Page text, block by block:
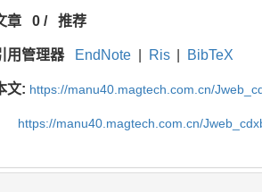
章 0 /推荐
用管理器 EndNote Ris BibTeX
文: https://manu40.magtech.com.cn/
https://manu40.magtech.com.cn/